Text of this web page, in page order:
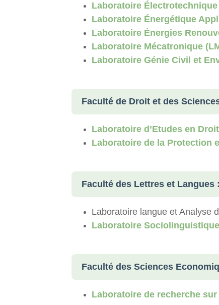
Laboratoire
Laboratoire Énergétique
Laboratoire Énergies
Laboratoire Mécatronique
Laboratoire Génie Civil et
Faculté de Droit et des
Laboratoire d’Etudes en
Laboratoire de la Protection
Faculté des Lettres et Langues :
Laboratoire langue et Analyse
Laboratoire
Faculté des Sciences
Laboratoire de recherche